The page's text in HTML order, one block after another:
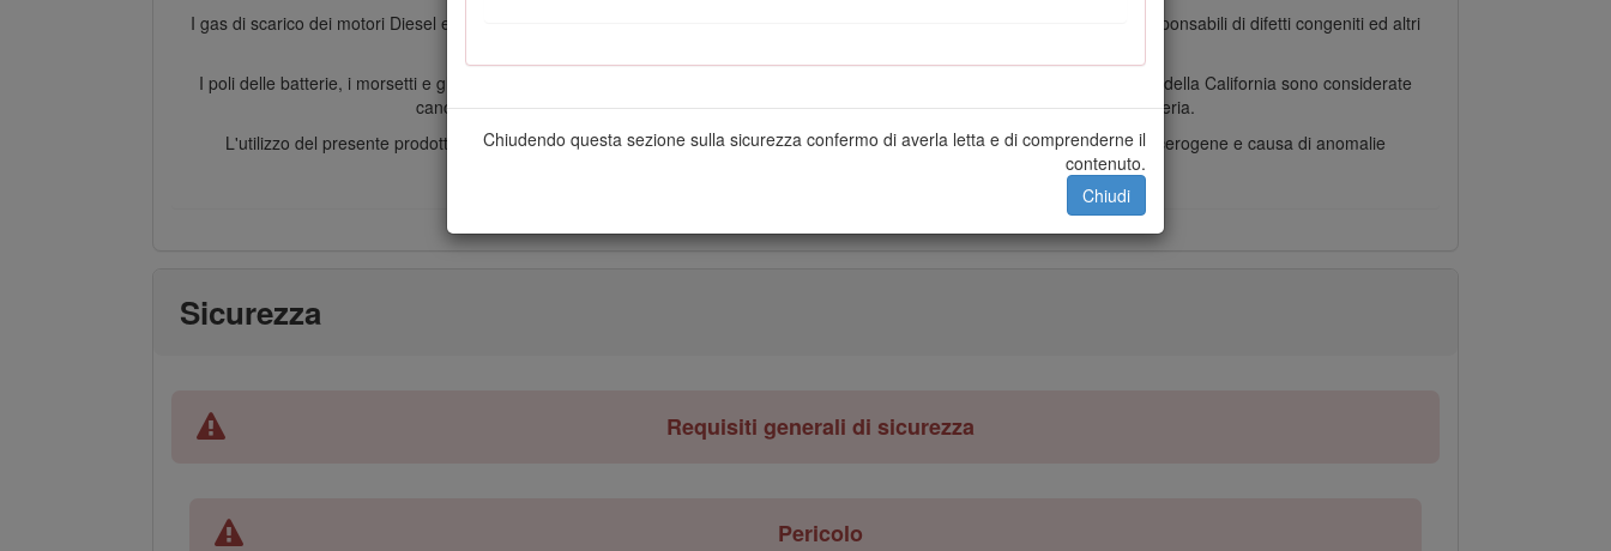
Chiudendo questa sezione sulla sicurezza confermo di averla letta e di comprenderne il
contenuto.
Chiudi
I gas di scarico dei motori Diesel e alcuni dei loro elementi costitutivi sono noti allo Stato della California come cancerogeni e responsabili di difetti congeniti ed altri
I poli delle batterie, i morsetti e gli accessori attinenti contengono piombo e relativi composti, sostanze chimiche che nello Stato della California sono considerate
cancerogene e causa di anomalie della riproduzione. Lavate le mani dopo aver maneggiato la batteria.
L'utilizzo del presente prodotto potrebbe esporre a sostanze chimiche che nello Stato della California sono considerate cancerogene e causa di anomalie
Sicurezza
Requisiti generali di sicurezza
Pericolo